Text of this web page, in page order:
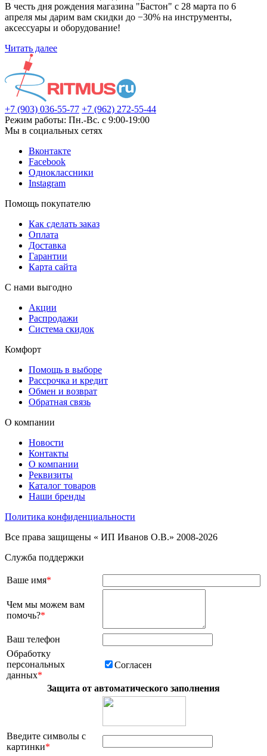
В честь дня рождения магазина "Бастон" с 28 марта по 6
апреля мы дарим вам скидки до −30% на инструменты,
аксессуары и оборудование!
Читать далее
+7 (903) 036-55-77 +7 (962) 272-55-44
Режим работы: Пн.-Вс. с 9:00-19:00
Мы в социальных сетях
Вконтакте
Facebook
Одноклассники
Instagram
Помощь покупателю
Как сделать заказ
Оплата
Доставка
Гарантии
Карта сайта
С нами выгодно
Акции
Распродажи
Система скидок
Комфорт
Помощь в выборе
Рассрочка и кредит
Обмен и возврат
Обратная связь
О компании
Новости
Контакты
О компании
Реквизиты
Каталог товаров
Наши бренды
Политика конфиденциальности
Все права защищены « ИП Иванов О.В.» 2008-2026
Служба поддержки
Ваше имя*
Чем мы можем вам
помочь?*
Ваш телефон
Обработку
персональных
данных*
Согласен
Защита от автоматического заполнения
Введите символы с
картинки*